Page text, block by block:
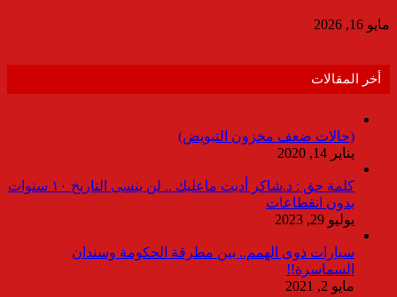
مايو 16, 2026
أخر المقالات
(حالات ضعف مخزون التبويض)
يناير 14, 2020
كلمة حق : د.شاكر أديت ماعليك .. لن ينسى التاريخ ١٠ سنوات
بدون انقطاعات
يوليو 29, 2023
سيارات ذوى الهمم.. بين مطرقة الحكومة وسندان
السماسرة!!
مايو 2, 2021